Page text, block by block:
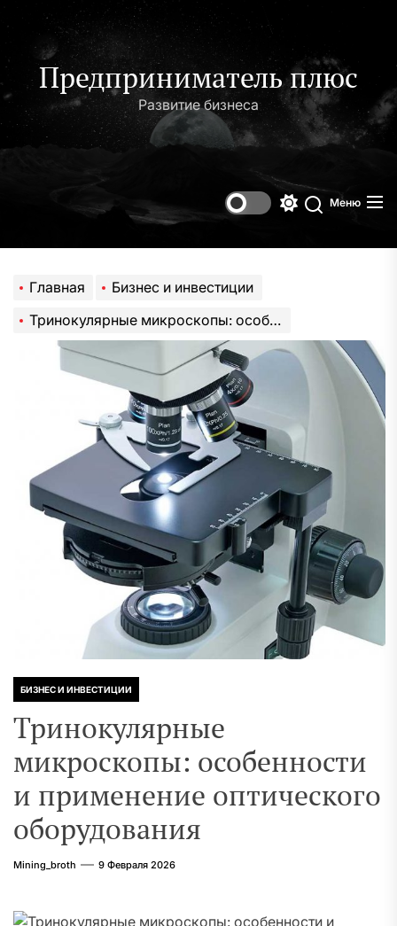
содержимому
Предприниматель плюс
Развитие бизнеса
Поиск
Меню
Главная
Бизнес и инвестиции
Тринокулярные микроскопы: особенности и применение оптического оборудования
БИЗНЕС И ИНВЕСТИЦИИ
Тринокулярные
микроскопы: особенности
и применение оптического
оборудования
Mining_broth 9 Февраля 2026